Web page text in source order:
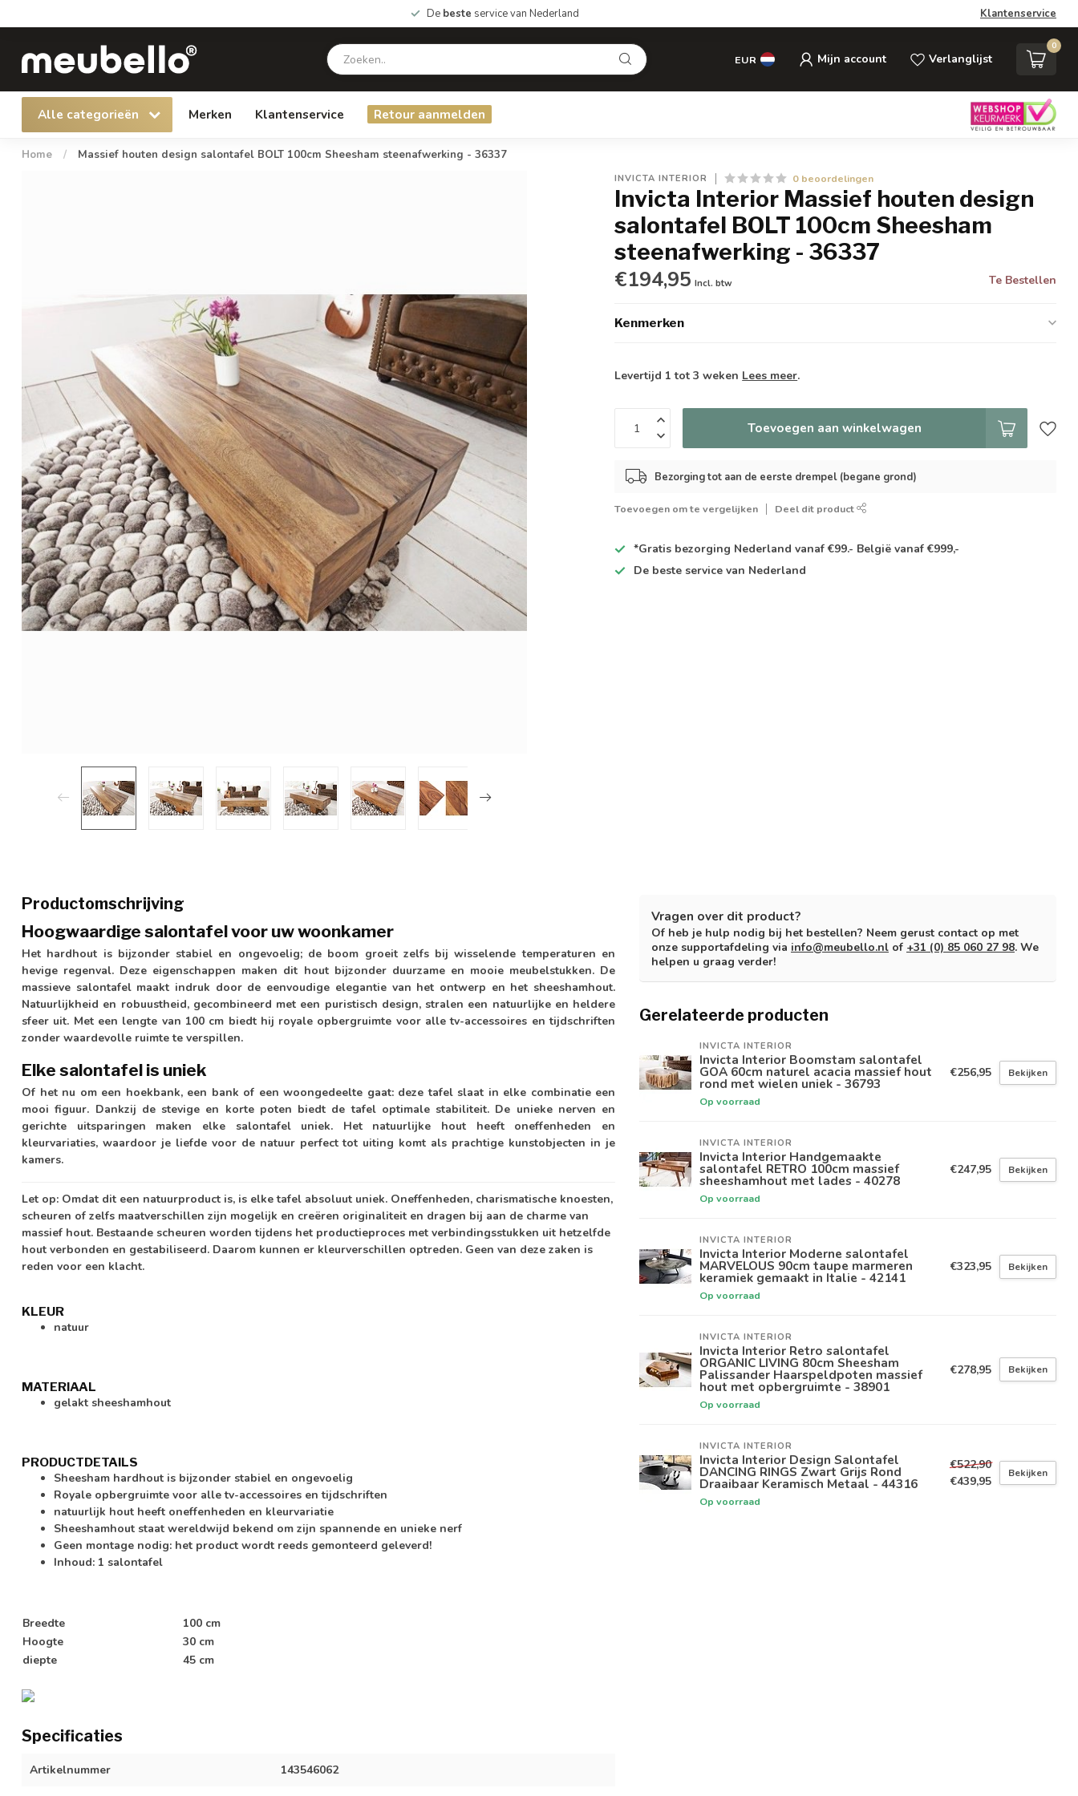
De beste service van Nederland Klantenservice
EUR Mijn account Verlanglijst
0
Alle categorieën Merken Klantenservice Retour aanmelden
Home / Massief houten design salontafel BOLT 100cm Sheesham steenafwerking - 36337
INVICTA INTERIOR 0 beoordelingen
Invicta Interior Massief houten design
salontafel BOLT 100cm Sheesham
steenafwerking - 36337
€194,95 Incl. btw Te Bestellen
Kenmerken
Levertijd 1 tot 3 weken Lees meer.
Toevoegen aan winkelwagen
Bezorging tot aan de eerste drempel (begane grond)
Toevoegen om te vergelijken Deel dit product
*Gratis bezorging Nederland vanaf €99.- België vanaf €999,-
De beste service van Nederland
Productomschrijving
Hoogwaardige salontafel voor uw woonkamer
Het hardhout is bijzonder stabiel en ongevoelig; de boom groeit zelfs bij wisselende temperaturen en
hevige regenval. Deze eigenschappen maken dit hout bijzonder duurzame en mooie meubelstukken. De
massieve salontafel maakt indruk door de eenvoudige elegantie van het ontwerp en het sheeshamhout.
Natuurlijkheid en robuustheid, gecombineerd met een puristisch design, stralen een natuurlijke en heldere
sfeer uit. Met een lengte van 100 cm biedt hij royale opbergruimte voor alle tv-accessoires en tijdschriften
zonder waardevolle ruimte te verspillen.
Elke salontafel is uniek
Of het nu om een hoekbank, een bank of een woongedeelte gaat: deze tafel slaat in elke combinatie een
mooi figuur. Dankzij de stevige en korte poten biedt de tafel optimale stabiliteit. De unieke nerven en
gerichte uitsparingen maken elke salontafel uniek. Het natuurlijke hout heeft oneffenheden en
kleurvariaties, waardoor je liefde voor de natuur perfect tot uiting komt als prachtige kunstobjecten in je
kamers.
Let op: Omdat dit een natuurproduct is, is elke tafel absoluut uniek. Oneffenheden, charismatische knoesten,
scheuren of zelfs maatverschillen zijn mogelijk en creëren originaliteit en dragen bij aan de charme van
massief hout. Bestaande scheuren worden tijdens het productieproces met verbindingsstukken uit hetzelfde
hout verbonden en gestabiliseerd. Daarom kunnen er kleurverschillen optreden. Geen van deze zaken is
reden voor een klacht.
KLEUR
natuur
MATERIAAL
gelakt sheeshamhout
PRODUCTDETAILS
Sheesham hardhout is bijzonder stabiel en ongevoelig
Royale opbergruimte voor alle tv-accessoires en tijdschriften
natuurlijk hout heeft oneffenheden en kleurvariatie
Sheeshamhout staat wereldwijd bekend om zijn spannende en unieke nerf
Geen montage nodig: het product wordt reeds gemonteerd geleverd!
Inhoud: 1 salontafel
Breedte
100 cm
Hoogte
30 cm
diepte
45 cm
Specificaties
Artikelnummer 143546062
Vragen over dit product?
Of heb je hulp nodig bij het bestellen? Neem gerust contact op met
onze supportafdeling via info@meubello.nl of +31 (0) 85 060 27 98. We
helpen u graag verder!
Gerelateerde producten
INVICTA INTERIOR
Invicta Interior Boomstam salontafel
GOA 60cm naturel acacia massief hout
rond met wielen uniek - 36793
Op voorraad
€256,95 Bekijken
INVICTA INTERIOR
Invicta Interior Handgemaakte
salontafel RETRO 100cm massief
sheeshamhout met lades - 40278
Op voorraad
€247,95 Bekijken
INVICTA INTERIOR
Invicta Interior Moderne salontafel
MARVELOUS 90cm taupe marmeren
keramiek gemaakt in Italie - 42141
Op voorraad
€323,95 Bekijken
INVICTA INTERIOR
Invicta Interior Retro salontafel
ORGANIC LIVING 80cm Sheesham
Palissander Haarspeldpoten massief
hout met opbergruimte - 38901
Op voorraad
€278,95 Bekijken
INVICTA INTERIOR
Invicta Interior Design Salontafel
DANCING RINGS Zwart Grijs Rond
Draaibaar Keramisch Metaal - 44316
Op voorraad
€522,90
€439,95
Bekijken